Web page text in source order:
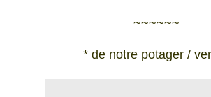
~~~~~~
* de notre potager /